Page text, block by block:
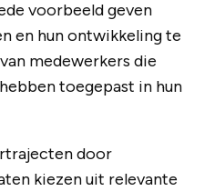
voorbeeld geven
en hun ontwikkeling te
medewerkers die
toegepast in hun
door
kiezen uit relevante